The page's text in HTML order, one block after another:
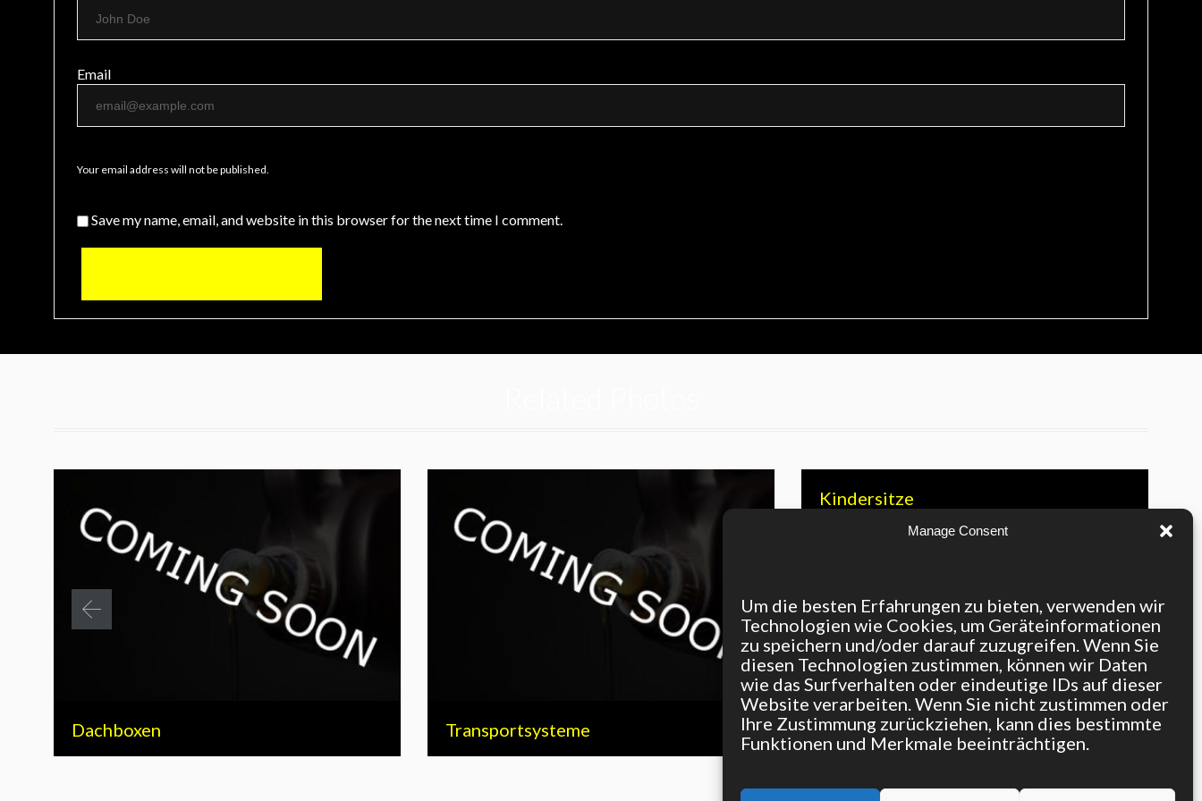
Manage Consent
Um die besten Erfahrungen zu bieten, verwenden wir
Technologien wie Cookies, um Geräteinformationen
zu speichern und/oder darauf zuzugreifen. Wenn Sie
diesen Technologien zustimmen, können wir Daten
wie das Surfverhalten oder eindeutige IDs auf dieser
Website verarbeiten. Wenn Sie nicht zustimmen oder
Ihre Zustimmung zurückziehen, kann dies bestimmte
Funktionen und Merkmale beeinträchtigen.
Email
Your email address will not be published.
Save my name, email, and website in this browser for the next time I comment.
Dachboxen Transportsysteme
Kindersitze